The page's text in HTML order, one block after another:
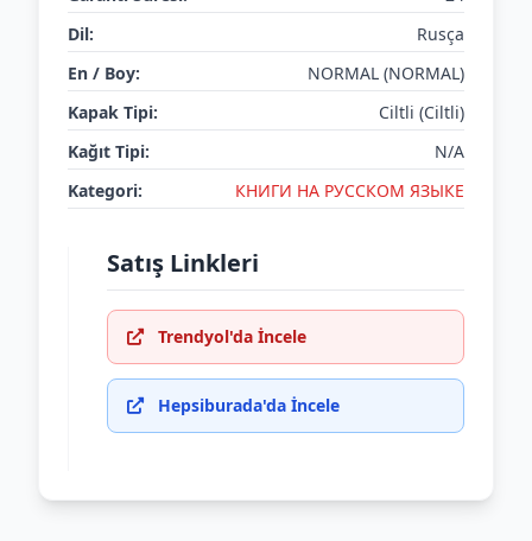
Dil:
Rusça
En / Boy:
NORMAL (NORMAL)
Kapak Tipi:
Ciltli (Ciltli)
Kağıt Tipi:
N/A
Kategori:
КНИГИ НА РУССКОМ ЯЗЫКЕ
Satış Linkleri
Trendyol'da İncele
Hepsiburada'da İncele